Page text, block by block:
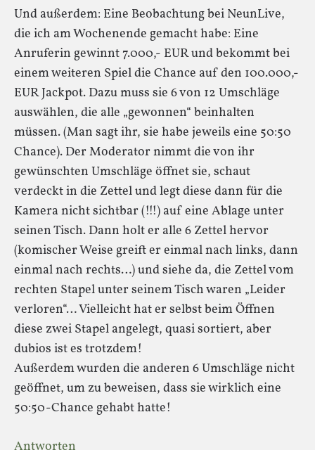
Und außerdem: Eine Beobachtung bei NeunLive,
die ich am Wochenende gemacht habe: Eine
Anruferin gewinnt 7.000,- EUR und bekommt bei
einem weiteren Spiel die Chance auf den 100.000,-
EUR Jackpot. Dazu muss sie 6 von 12 Umschläge
auswählen, die alle „gewonnen“ beinhalten
müssen. (Man sagt ihr, sie habe jeweils eine 50:50
Chance). Der Moderator nimmt die von ihr
gewünschten Umschläge öffnet sie, schaut
verdeckt in die Zettel und legt diese dann für die
Kamera nicht sichtbar (!!!) auf eine Ablage unter
seinen Tisch. Dann holt er alle 6 Zettel hervor
(komischer Weise greift er einmal nach links, dann
einmal nach rechts…) und siehe da, die Zettel vom
rechten Stapel unter seinem Tisch waren „Leider
verloren“… Vielleicht hat er selbst beim Öffnen
diese zwei Stapel angelegt, quasi sortiert, aber
dubios ist es trotzdem!
Außerdem wurden die anderen 6 Umschläge nicht
geöffnet, um zu beweisen, dass sie wirklich eine
50:50-Chance gehabt hatte!